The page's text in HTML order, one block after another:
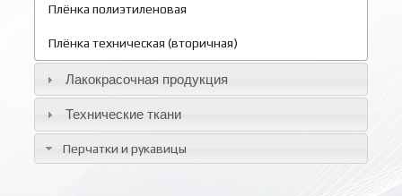
Плёнка полиэтиленовая
Плёнка техническая (вторичная)
Лакокрасочная продукция
Технические ткани
Перчатки и рукавицы